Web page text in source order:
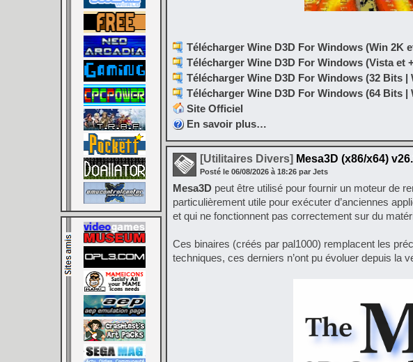
Télécharger Wine D3D For Windows (Win 2K
Télécharger Wine D3D For Windows (Vista et
Télécharger Wine D3D For Windows (32 Bits |
Télécharger Wine D3D For Windows (64 Bits |
Site Officiel
En savoir plus…
[Utilitaires Divers] Mesa3D (x86/x64)
Posté le 06/08/2026 à 18:26 par Jets
Mesa3D peut être utilisé pour fournir un moteur de
particulièrement utile pour exécuter d’anciennes
et qui ne fonctionnent pas correctement sur du
Ces binaires (créés par pal1000) remplacent les
techniques, ces derniers n’ont pu évoluer depuis la